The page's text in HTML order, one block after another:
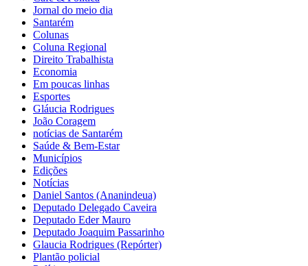
Jornal do meio dia
Santarém
Colunas
Coluna Regional
Direito Trabalhista
Economia
Em poucas linhas
Esportes
Gláucia Rodrigues
João Coragem
notícias de Santarém
Saúde & Bem-Estar
Municípios
Edições
Notícias
Daniel Santos (Ananindeua)
Deputado Delegado Caveira
Deputado Eder Mauro
Deputado Joaquim Passarinho
Glaucia Rodrigues (Repórter)
Plantão policial